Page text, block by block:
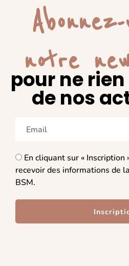
notre
pour ne
de nos
En cliquant sur « Inscription
recevoir des informations de
BSM.